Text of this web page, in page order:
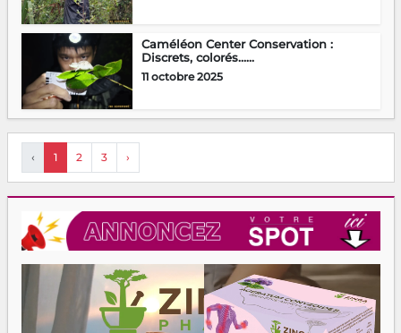
Caméléon Center Conservation :
Discrets, colorés…...
11 octobre 2025
‹ 1 2 3 ›